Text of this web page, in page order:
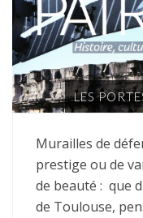
LES
Murailles de
prestige ou de
de beauté : que
de Toulouse,